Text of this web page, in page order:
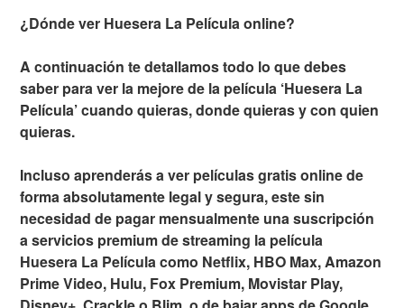
¿Dónde ver Huesera La Película online?
A continuación te detallamos todo lo que debes
saber para ver la mejore de la película ‘Huesera La
Película’ cuando quieras, donde quieras y con quien
quieras.
Incluso aprenderás a ver películas gratis online de
forma absolutamente legal y segura, este sin
necesidad de pagar mensualmente una suscripción
a servicios premium de streaming la película
Huesera La Película como Netflix, HBO Max, Amazon
Prime Video, Hulu, Fox Premium, Movistar Play,